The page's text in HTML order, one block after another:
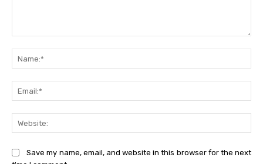
Save my name, email, and website in this browser for the next